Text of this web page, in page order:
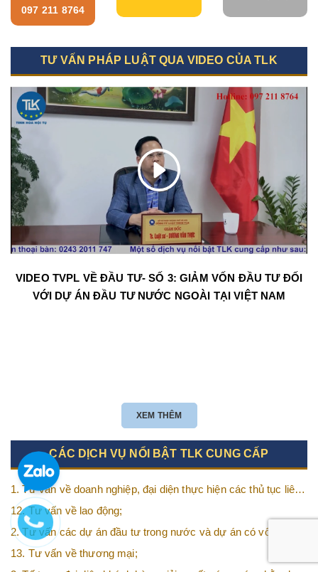
097 211 8764
TƯ VẤN PHÁP LUẬT QUA VIDEO CỦA TLK
VIDEO TVPL VỀ ĐẦU TƯ- SỐ 3: GIẢM VỐN ĐẦU TƯ ĐỐI
VỚI DỰ ÁN ĐẦU TƯ NƯỚC NGOÀI TẠI VIỆT NAM
XEM THÊM
CÁC DỊCH VỤ NỔI BẬT TLK CUNG CẤP
1. Tư vấn về doanh nghiệp, đại diện thực hiện các thủ tục liên
quan tới doanh nghiệp;
12. Tư vấn về lao động;
2. Tư vấn các dự án đầu tư trong nước và dự án có vốn đầu
tư nước ngoài (FDI);
13. Tư vấn về thương mại;